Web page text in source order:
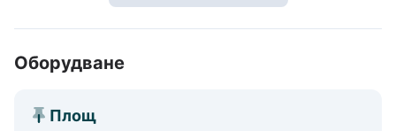
Оборудване
Площ